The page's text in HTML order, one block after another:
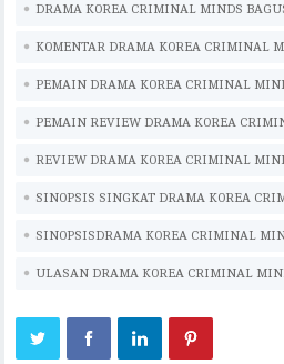
eb
oo
k
it
te
r
ai
l
at
s
A
p
p
p
y
Li
n
k
DRAMA KOREA CRIMINAL MINDS
KOMENTAR DRAMA KOREA CRIMINAL
PEMAIN DRAMA KOREA CRIMINAL
PEMAIN REVIEW DRAMA KOREA
REVIEW DRAMA KOREA CRIMINAL
SINOPSIS SINGKAT DRAMA KOREA
SINOPSISDRAMA KOREA CRIMINAL
ULASAN DRAMA KOREA CRIMINAL